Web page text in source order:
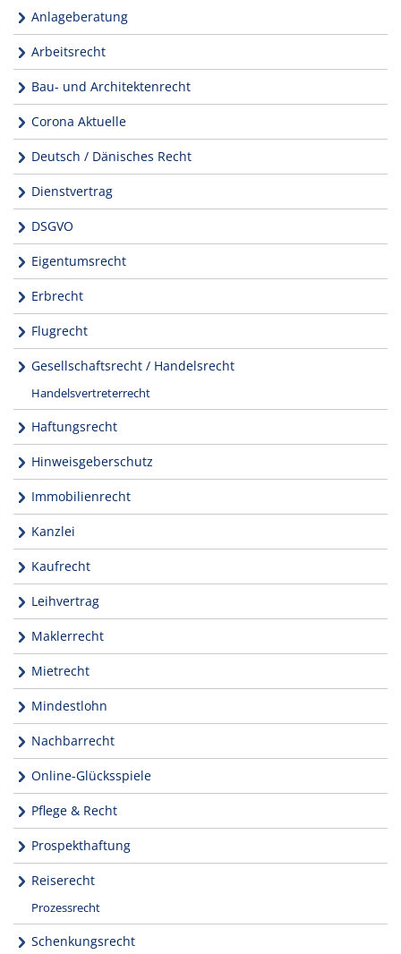
Anlageberatung
Arbeitsrecht
Bau- und Architektenrecht
Corona Aktuelle
Deutsch / Dänisches Recht
Dienstvertrag
DSGVO
Eigentumsrecht
Erbrecht
Flugrecht
Gesellschaftsrecht / Handelsrecht
Handelsvertreterrecht
Haftungsrecht
Hinweisgeberschutz
Immobilienrecht
Kanzlei
Kaufrecht
Leihvertrag
Maklerrecht
Mietrecht
Mindestlohn
Nachbarrecht
Online-Glücksspiele
Pflege & Recht
Prospekthaftung
Reiserecht
Prozessrecht
Schenkungsrecht